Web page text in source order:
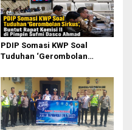
PDIP Somasi KWP Soal
Tuduhan ‘Gerombolan
II Dipimpin Sufmi Dasco
Ahmad